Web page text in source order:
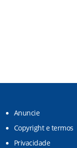
Anuncie
Copyright e termos
Privacidade